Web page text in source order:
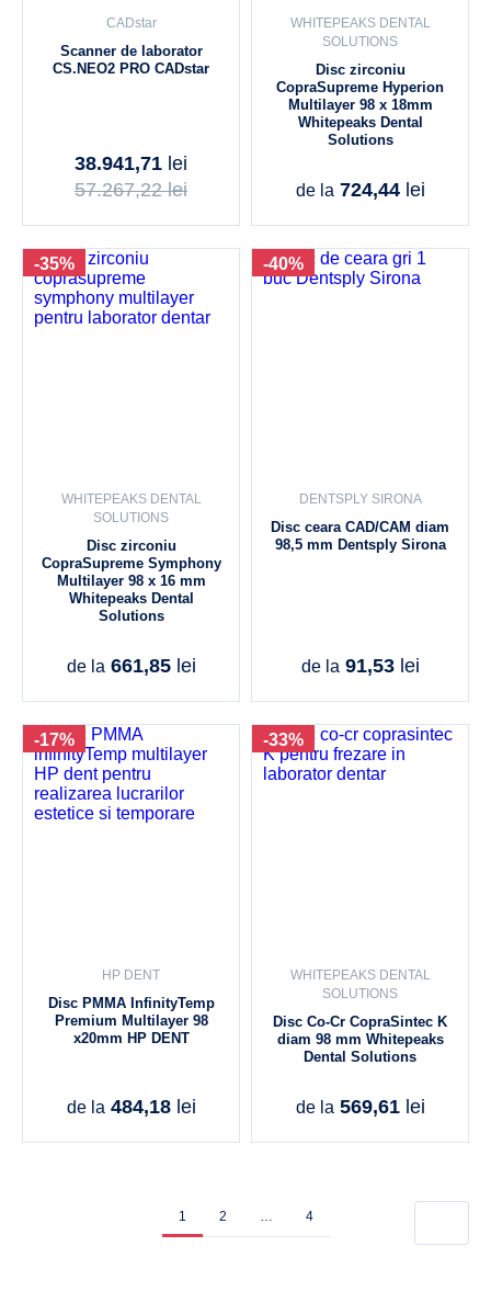
CADstar
Scanner de laborator
CS.NEO2 PRO CADstar
38.941,71 lei
57.267,22lei
WHITEPEAKS DENTAL
SOLUTIONS
Disc zirconiu
CopraSupreme Hyperion
Multilayer 98 x 18mm
Whitepeaks Dental
Solutions
de la 724,44 lei
-35%
WHITEPEAKS DENTAL
SOLUTIONS
Disc zirconiu
CopraSupreme Symphony
Multilayer 98 x 16 mm
Whitepeaks Dental
Solutions
de la 661,85 lei
-40%
DENTSPLY SIRONA
Disc ceara CAD/CAM diam
98,5 mm Dentsply Sirona
de la 91,53 lei
-17%
HP DENT
Disc PMMA InfinityTemp
Premium Multilayer 98
x20mm HP DENT
de la 484,18 lei
-33%
WHITEPEAKS DENTAL
SOLUTIONS
Disc Co-Cr CopraSintec K
diam 98 mm Whitepeaks
Dental Solutions
de la 569,61 lei
1 2 … 4